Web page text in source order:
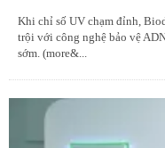
Khi chỉ số UV chạm đỉnh,
trội với công nghệ bảo vệ
sớm. (more&...